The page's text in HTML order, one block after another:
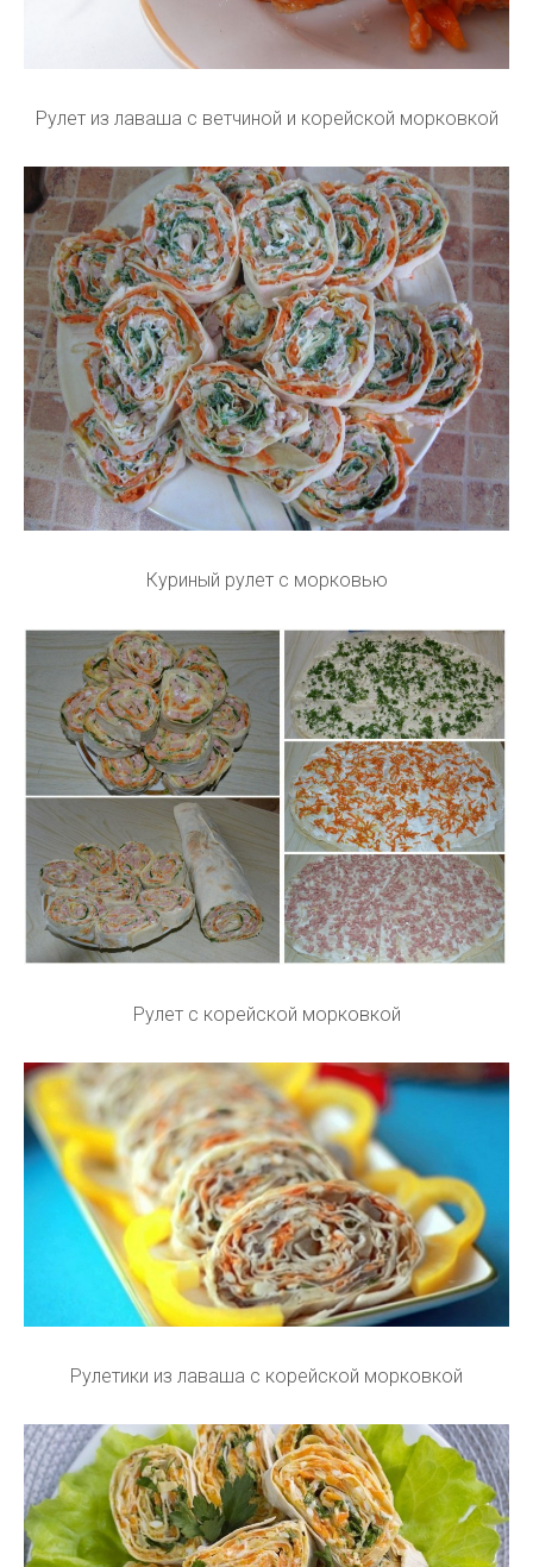
Рулет из лаваша с ветчиной и корейской морковкой
Куриный рулет с морковью
Рулет с корейской морковкой
Рулетики из лаваша с корейской морковкой